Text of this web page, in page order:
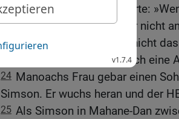
23 Doch seine Frau erwiderte:
wollte, hätte er unser Opfer nicht
das Speiseopfer, und uns nicht
hätte er uns auch nicht solch eine
24 Manoachs Frau gebar einen
Simson. Er wuchs heran und der
25 Als Simson in Mahane-Dan